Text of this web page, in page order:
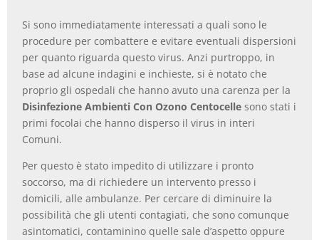
Si sono immediatamente interessati a quali sono le
procedure per combattere e evitare eventuali dispersioni
per quanto riguarda questo virus. Anzi purtroppo, in
base ad alcune indagini e inchieste, si è notato che
proprio gli ospedali che hanno avuto una carenza per la
Disinfezione Ambienti Con Ozono Centocelle sono stati i
primi focolai che hanno disperso il virus in interi
Comuni.
Per questo è stato impedito di utilizzare i pronto
soccorso, ma di richiedere un intervento presso i
domicili, alle ambulanze. Per cercare di diminuire la
possibilità che gli utenti contagiati, che sono comunque
asintomatici, contaminino quelle sale d’aspetto oppure